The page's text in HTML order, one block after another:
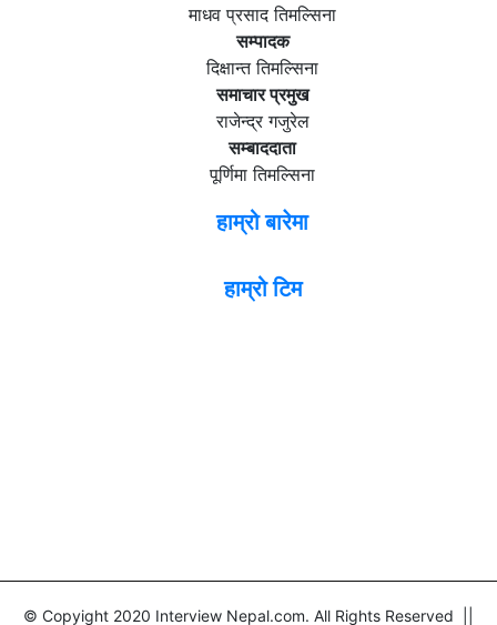
माधव प्रसाद तिमल्सिना
सम्पादक
दिक्षान्त तिमल्सिना
समाचार प्रमुख
राजेन्द्र गजुरेल
सम्बाददाता
पूर्णिमा तिमल्सिना
हाम्रो बारेमा
हाम्रो टिम
© Copyight 2020 Interview Nepal.com. All Rights Reserved ||